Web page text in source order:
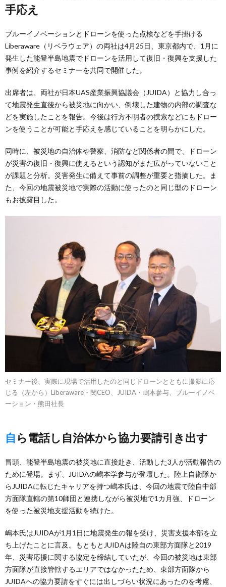
手応え
ブルーイノベーションとドローンを使った点検などを手掛ける
Liberaware（リベラウェア）の両社は4月25日、東京都内で、1月に
発生した能登半島地震でドローンを活用して復旧・復興を支援した
事例を紹介するセミナーを共同で開催した。
出席者は、両社が日本UAS産業振興協議会（JUIDA）と協力し合っ
て地震発生直後から被災地に向かい、倒壊した建物の内部の調査な
どを実施したことを報告。今後は行方不明者の捜索などにもドロー
ンを使うことが可能と手応えを感じていることを明らかにした。
同時に、被災地の自治体や警察、消防など関係者の間で、ドローン
が災害の復旧・復興に使えるという認知がまだ広がっていないこと
が課題と分析。災害発生に備えて事前の調整が重要と指摘した。ま
た、今回の地震被災地で実際の活動に使ったのと同じ型のドローン
もお披露目した。
セミナー後、実際に現場で活用したのと同じドローンとともに撮影に応
じる（左から）Liberaware・閔CEO、JUIDA・嶋本参与、ブルーイノベ
ーション・熊田社長
自ら電話し自治体から協力要請引き出す
冒頭、能登半島地震の被災地に直接赴き、活動した3人が活動報告の
ために登場。まず、JUIDAの嶋本学参与が登壇した。陸上自衛隊か
らJUIDAに転じたキャリアを持つ嶋本氏は、今回の地震で陸自中部
方面隊直轄の第10師団と連携しながら被災地で1カ月強、ドローン
を使った被災地支援活動を続けた。
嶋本氏はJUIDAが1月1日に地震発生の報を受け、災害支援本部を立
ち上げたことに言及。もともとJUIDAは陸自の東部方面隊と2019
年、災害応援に関する協定を締結していたが、今回の被災地は東部
方面隊が直接管轄するエリアではなかったため、東部方面隊から
JUIDAへの協力要請をすぐには出しづらい状況にあったのを考慮、